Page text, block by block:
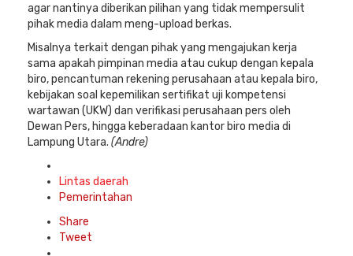
agar nantinya diberikan pilihan yang tidak mempersulit
pihak media dalam meng-upload berkas.
Misalnya terkait dengan pihak yang mengajukan kerja
sama apakah pimpinan media atau cukup dengan kepala
biro, pencantuman rekening perusahaan atau kepala biro,
kebijakan soal kepemilikan sertifikat uji kompetensi
wartawan (UKW) dan verifikasi perusahaan pers oleh
Dewan Pers, hingga keberadaan kantor biro media di
Lampung Utara. (Andre)
in
Lintas daerah
Pemerintahan
Share
Tweet